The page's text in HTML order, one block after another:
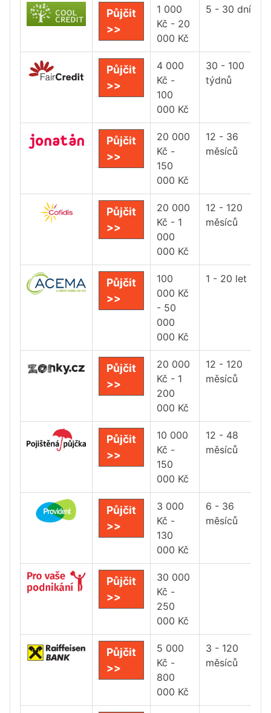
Půjčit
>>
1 000
Kč - 20
000 Kč
5 - 30 dní
Půjčit
>>
4 000
Kč -
100
000 Kč
30 - 100
týdnů
Půjčit
>>
20 000
Kč -
150
000 Kč
12 - 36
měsíců
Půjčit
>>
20 000
Kč - 1
000
000 Kč
12 - 120
měsíců
Půjčit
>>
100
000 Kč
- 50
000
000 Kč
1 - 20 let
Půjčit
>>
20 000
Kč - 1
200
000 Kč
12 - 120
měsíců
Půjčit
>>
10 000
Kč -
150
000 Kč
12 - 48
měsíců
Půjčit
>>
3 000
Kč -
130
000 Kč
6 - 36
měsíců
Půjčit
>>
30 000
Kč -
250
000 Kč
Půjčit
>>
5 000
Kč -
800
000 Kč
3 - 120
měsíců